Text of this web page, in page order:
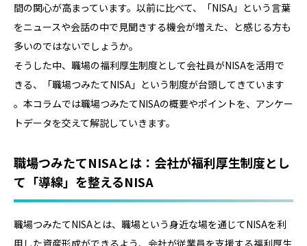
間の関心が高まっています。以前に比べて、「NISA」という言葉
をニュースや会話の中で見聞きする機会が増えた、と感じる方も
多いのではないでしょうか。
そうした中、職場の福利厚生制度として会社員がNISAを活用で
きる、「職場つみたてNISA」という制度が台頭してきています
。本コラムでは職場つみたてNISAの概要やポイントを、アンケー
トデータを交えて解説していきます。
職場つみたてNISAとは：会社が福利厚生制度とし
て「導線」を整えるNISA
職場つみたてNISAとは、職場という身近な場を通じてNISAを利